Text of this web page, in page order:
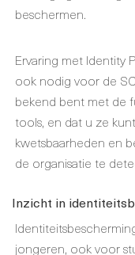
beschermen.
Ervaring met Identity
ook nodig voor de
bekend bent met de
tools, en dat u ze
kwetsbaarheden en
de organisatie te
Inzicht in
jongeren, ook voor